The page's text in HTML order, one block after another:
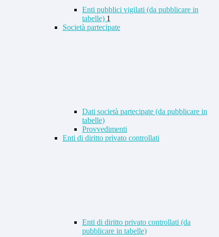
Enti pubblici vigilati (da pubblicare in
tabelle) 1
Società partecipate
Dati società partecipate (da pubblicare in
tabelle)
Provvedimenti
Enti di diritto privato controllati
Enti di diritto privato controllati (da
pubblicare in tabelle)